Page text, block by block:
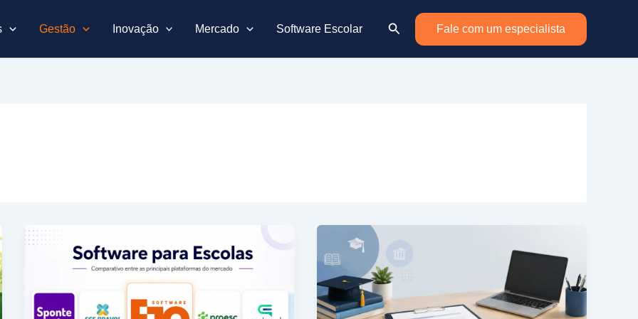
Gestão Inovação Mercado Software Escolar PesquisarFale com um especialista